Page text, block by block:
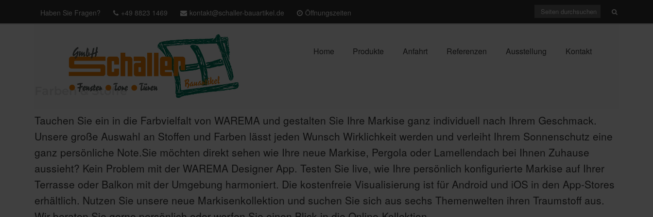
Haben Sie Fragen? +49 8823 1469 kontakt@schaller-bauartikel.de Öffnungszeiten
Home Produkte Anfahrt Referenzen Ausstellung Kontakt
Farben & Stoffe
Tauchen Sie ein in die Farbvielfalt von WAREMA und gestalten Sie Ihre Markise ganz individuell nach Ihrem Geschmack.
Unsere große Auswahl an Stoffen und Farben lässt jeden Wunsch Wirklichkeit werden und verleiht Ihrem Sonnenschutz eine
ganz persönliche Note.Sie möchten direkt sehen wie Ihre neue Markise, Pergola oder Lamellendach bei Ihnen Zuhause
aussieht? Kein Problem mit der WAREMA Designer App. Testen Sie live, wie Ihre persönlich konfigurierte Markise auf Ihrer
Terrasse oder Balkon mit der Umgebung harmoniert. Die kostenfreie Visualisierung ist für Android und iOS in den App-Stores
erhältlich. Nutzen Sie unsere neue Markisenkollektion und suchen Sie sich aus sechs Themenwelten ihren Traumstoff aus.